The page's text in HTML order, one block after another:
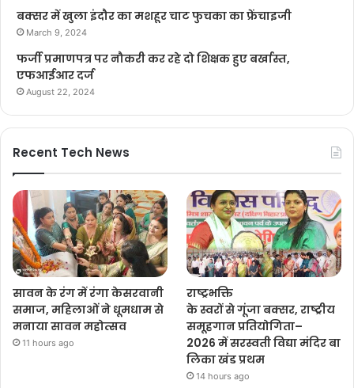
बक्सर में खुला इंदौर का मशहूर चाट फुचका का फ्रेंचाइजी
March 9, 2024
फर्जी प्रमाणपत्र पर नौकरी कर रहे दो शिक्षक हुए बर्खास्त,
एफआईआर दर्ज
August 22, 2024
Recent Tech News
सावन के रंग में रंगा केसरवानी
समाज, महिलाओं ने धूमधाम से
मनाया सावन महोत्सव
11 hours ago
राष्ट्रभक्ति
के स्वरों से गूंजा बक्सर, राष्ट्रीय
समूहगान प्रतियोगिता–
2026 में सरस्वती विद्या मंदिर बा
लिका खंड प्रथम
14 hours ago